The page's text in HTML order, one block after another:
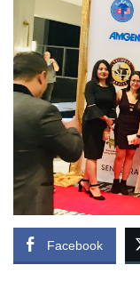
Facebook